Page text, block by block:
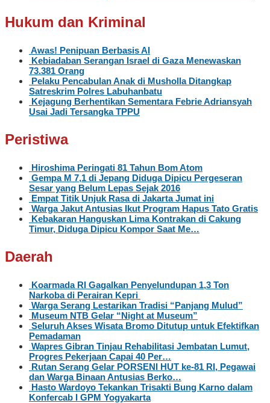
Hukum dan Kriminal
Awas! Penipuan Berbasis AI
Kebiadaban Serangan Israel di Gaza Menewaskan
73.381 Orang
Pelaku Pencabulan Anak di Musholla Ditangkap
Satreskrim Polres Labuhanbatu
Kejagung Berhentikan Sementara Febrie Adriansyah
Usai Jadi Tersangka TPPU
Peristiwa
Hiroshima Peringati 81 Tahun Bom Atom
Gempa M 7,1 di Jepang Diduga Dipicu Pergeseran
Sesar yang Belum Lepas Sejak 2016
Empat Titik Unjuk Rasa di Jakarta Jumat ini
Warga Jakut Antusias Ikut Program Hapus Tato Gratis
Kebakaran Hanguskan Lima Kontrakan di Cakung
Timur, Diduga Dipicu Kompor Saat Me…
Daerah
Koarmada RI Gagalkan Penyelundupan 1,3 Ton
Narkoba di Perairan Kepri
Warga Serang Lestarikan Tradisi “Panjang Mulud”
Museum NTB Gelar “Night at Museum”
Seluruh Akses Wisata Bromo Ditutup untuk Efektifkan
Pemadaman
Wapres Gibran Tinjau Rehabilitasi Jembatan Lumut,
Progres Pekerjaan Capai 40 Per…
Rutan Serang Gelar PORSENI HUT ke-81 RI, Pegawai
dan Warga Binaan Antusias Berko…
Hasto Wardoyo Tekankan Trisakti Bung Karno dalam
Konfercab I GPM Yogyakarta